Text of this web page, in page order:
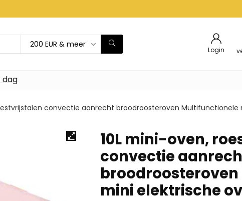
200 EUR & meer
Login
dag
convectie aanrecht broodroosteroven Multifunctionele
10L mini-oven,
convectie
mini elektrische